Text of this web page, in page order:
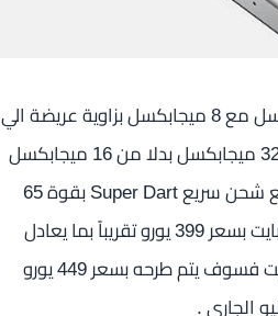
كما أن الهاتف سوف ياتي مزوداً بثلاثة كاميرات خلفية الأساسية بدقة 64 ميجابكسل مع 8 ميجابكسل بزاوية عريضة الي
جانب مستشعر عمق بدقة 2 ميجابكسل ، اما الكامير الأمامية فسوف تأتي بدقة 32 ميجابكسل بدلا من 16 ميجابكسل
بالإصدار الأساسي ومن المتوقع ان تأتي بطارية الهاتف بسعة 4300 مللي أمبير مع شحن سريع Super Dart بقوة 65
وات ، اما حول تسعير الهاتف فمن المتوقع أن يأتي إصدار 8 جيجارام مع 128 جيجابايت بسعر 399 يورو تقريباً بما يعادل
7400 جنيه مصري تقريباً ، أما إصدار 12 جيجارام مع ذاكرة تخزين داخلية 256 جيجابايت فسوف يتم طرحه بسعر 449 يورو